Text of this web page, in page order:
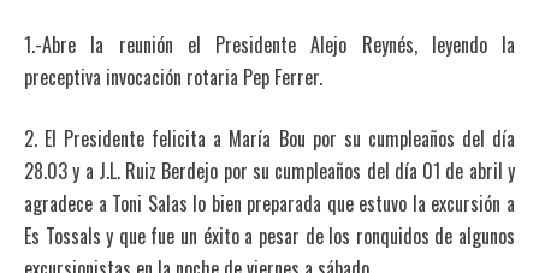
1.-Abre la reunión el Presidente Alejo Reynés, leyendo la
preceptiva invocación rotaria Pep Ferrer.
2. El Presidente felicita a María Bou por su cumpleaños del día
28.03 y a J.L. Ruiz Berdejo por su cumpleaños del día 01 de abril y
agradece a Toni Salas lo bien preparada que estuvo la excursión a
Es Tossals y que fue un éxito a pesar de los ronquidos de algunos